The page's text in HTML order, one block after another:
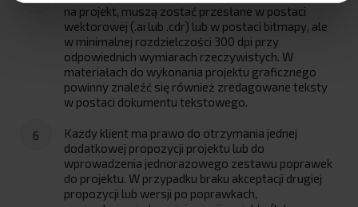
na projekt, muszą zostać przesłane w postaci
wektorowej (.ai lub .cdr) lub w postaci bitmapy, ale
w minimalnej rozdzielczości 300 dpi przy
odpowiednich wymiarach rzeczywistych. W
materiałach do wykonania projektu graficznego
powinny znaleźć się również zredagowane teksty
w postaci dokumentu tekstowego.
Każdy klient ma prawo do otrzymania jednej
dodatkowej propozycji projektu lub do
wprowadzenia jednorazowego zestawu poprawek
do projektu. W przypadku braku akceptacji drugiej
propozycji lub wersji po poprawkach,